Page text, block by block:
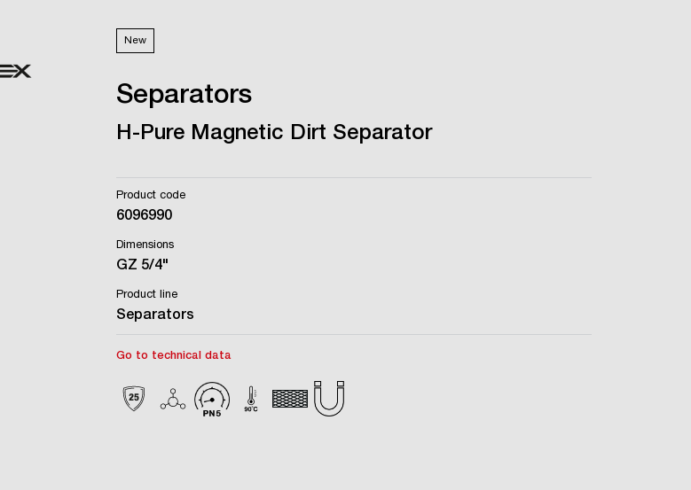
New
Separators
H-Pure Magnetic Dirt Separator
Product code
6096990
Dimensions
GZ 5/4"
Product line
Separators
Go to technical data